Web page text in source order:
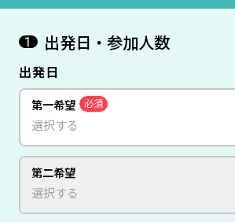
1 出発日・参加人数
出発日
第一希望 必須
第二希望